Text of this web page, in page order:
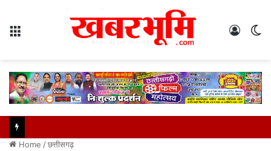
Log
Home /छत्तीसगढ़